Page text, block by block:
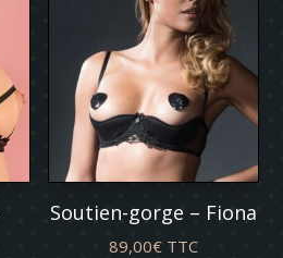
Soutien-gorge – Fiona
89,00€ TTC